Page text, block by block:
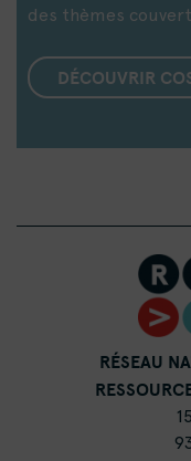
des thèmes
DÉCOUVRIR
RÉSEAU